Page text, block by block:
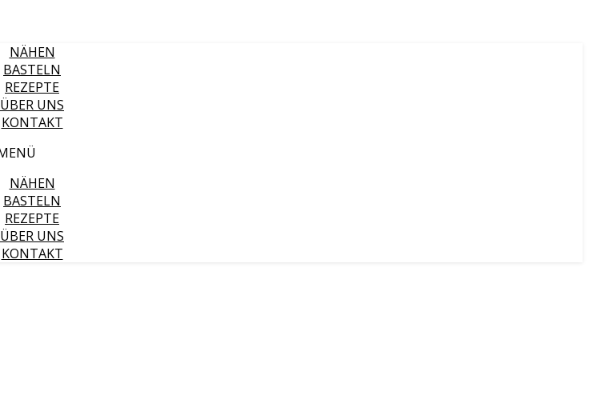
NÄHEN
BASTELN
REZEPTE
ÜBER UNS
KONTAKT
NÄHEN
BASTELN
REZEPTE
ÜBER UNS
KONTAKT